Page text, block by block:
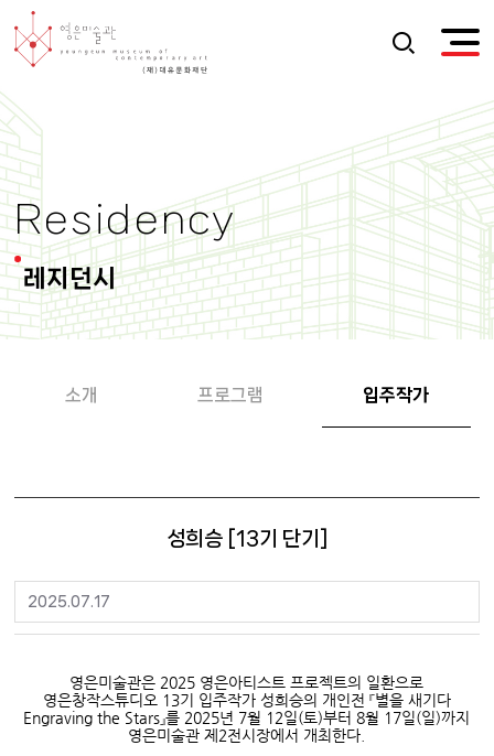
Residency
레지던시
소개 프로그램 입주작가
성희승 [13기 단기]
2025.07.17
영은미술관은 2025 영은아티스트 프로젝트의 일환으로
영은창작스튜디오 13기 입주작가 성희승의 개인전 『별을 새기다
Engraving the Stars』를 2025년 7월 12일(토)부터8월 17일(일)까지
영은미술관 제 2전시장에서 개최한다